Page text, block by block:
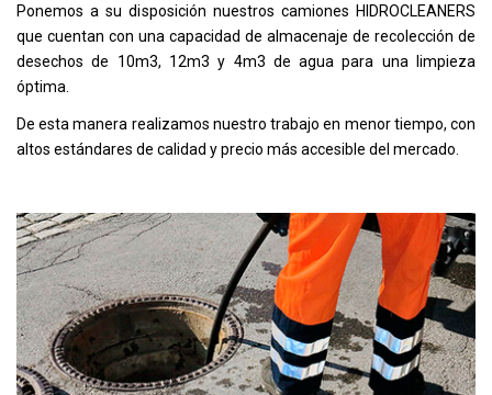
Ponemos a su disposición nuestros camiones HIDROCLEANERS
que cuentan con una capacidad de almacenaje de recolección de
desechos de 10m3, 12m3 y 4m3 de agua para una limpieza
óptima.
De esta manera realizamos nuestro trabajo en menor tiempo, con
altos estándares de calidad y precio más accesible del mercado.